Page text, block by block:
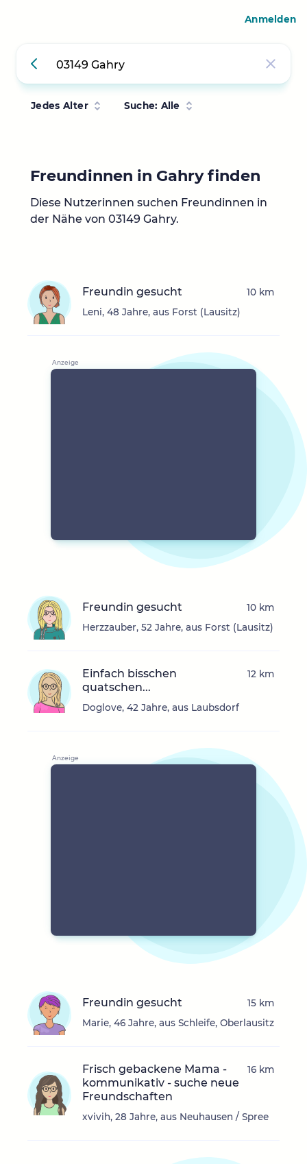
Jedes Alter Suche: Alle
Freundinnen in Gahry finden
Diese Nutzerinnen suchen Freundinnen in
der Nähe von 03149 Gahry.
Freundin gesucht
Leni, 48 Jahre, aus Forst (Lausitz)
10 km
Freundin gesucht
Herzzauber, 52 Jahre, aus Forst (Lausitz)
10 km
Einfach bisschen
quatschen...
Doglove, 42 Jahre, aus Laubsdorf
12 km
Freundin gesucht
Marie, 46 Jahre, aus Schleife, Oberlausitz
15 km
Frisch gebackene Mama -
kommunikativ - suche neue
Freundschaften
xvivih, 28 Jahre, aus Neuhausen / Spree
16 km
Anmelden